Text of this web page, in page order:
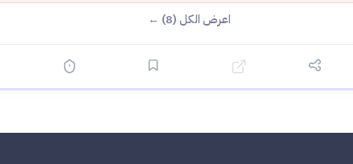
اعرض الكل (8) ←